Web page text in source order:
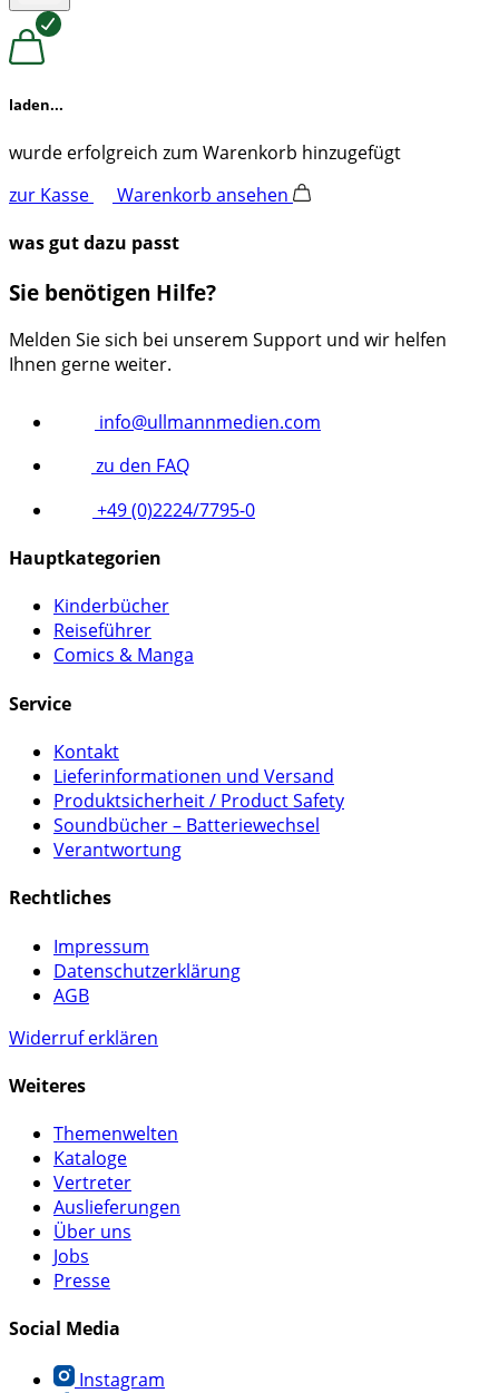
laden...
wurde erfolgreich zum Warenkorb hinzugefügt
zur Kasse
Warenkorb ansehen
was gut dazu passt
Sie benötigen Hilfe?
Melden Sie sich bei unserem Support und wir helfen
Ihnen gerne weiter.
info@ullmannmedien.com
zu den FAQ
+49 (0)2224/7795-0
Hauptkategorien
Kinderbücher
Reiseführer
Comics & Manga
Service
Kontakt
Lieferinformationen und Versand
Produktsicherheit / Product Safety
Soundbücher – Batteriewechsel
Verantwortung
Rechtliches
Impressum
Datenschutzerklärung
AGB
Widerruf erklären
Weiteres
Themenwelten
Kataloge
Vertreter
Auslieferungen
Über uns
Jobs
Presse
Social Media
Instagram